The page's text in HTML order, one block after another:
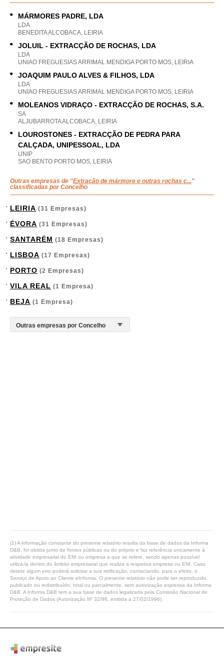
MÁRMORES PADRE, LDA
LDA
BENEDITA ALCOBACA, LEIRIA
JOLUIL - EXTRACÇÃO DE ROCHAS, LDA
LDA
UNIAO FREGUESIAS ARRIMAL MENDIGA PORTO MOS, LEIRIA
JOAQUIM PAULO ALVES & FILHOS, LDA
LDA
UNIAO FREGUESIAS ARRIMAL MENDIGA PORTO MOS, LEIRIA
MOLEANOS VIDRAÇO - EXTRACÇÃO DE ROCHAS, S.A.
SA
ALJUBARROTA ALCOBACA, LEIRIA
LOUROSTONES - EXTRACÇÃO DE PEDRA PARA
CALÇADA, UNIPESSOAL, LDA
UNIP
SAO BENTO PORTO MOS, LEIRIA
Outras empresas de "Extração de mármore e outras rochas c..."
classificadas por Concelho
LEIRIA (31 Empresas)
ÉVORA (31 Empresas)
SANTARÉM (18 Empresas)
LISBOA (17 Empresas)
PORTO (2 Empresas)
VILA REAL (1 Empresa)
BEJA (1 Empresa)
(1) A informação constante do presente relatório resulta da base de dados da Informa
D&B, foi obtida junto de fontes públicas ou do próprio e faz referência unicamente à
atividade empresarial do ENI ou empresa a que se refere, sendo apenas possível
utilizá-la dentro do âmbito empresarial que realiza a respetiva empresa ou ENI. Caso
detete algum erro poderá solicitar a sua retificação, contactando, para o efeito, o
Serviço de Apoio ao Cliente eInforma. O presente relatório não pode ser reproduzido,
publicado ou redistribuído, total ou parcialmente, sem autorização expressa da Informa
D&B. A Informa D&B tem a sua base de dados legalizada pela Comissão Nacional de
Proteção de Dados (Autorização Nº 32/96, emitida a 27/02/1996).